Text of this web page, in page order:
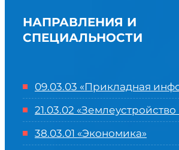
НАПРАВЛЕНИЯ И
СПЕЦИАЛЬНОСТИ
09.03.03 «Прикладная
21.03.02
38.03.01 «Экономика»